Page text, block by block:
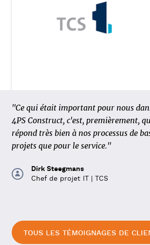
« Cinq entreprises ayant chacune
méthode de travail, huit unités
employés, nous avons dû rassembler
seul progiciel de gestion intégré.
mais MOBIX l'a relevé avec 4PS »
"Ce qui était important pour nous
4PS Construct, c'est, premièrement,
répond très bien à nos processus de
projets que pour le service."
Dirk Steegmans
Chef de projet IT | TCS
TOUS LES TÉMOIGNAGES DE